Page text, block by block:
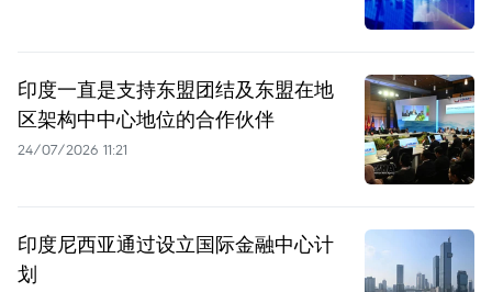
印度一直是支持东盟团结及东盟在地
区架构中中心地位的合作伙伴
24/07/2026 11:21
印度尼西亚通过设立国际金融中心计
划